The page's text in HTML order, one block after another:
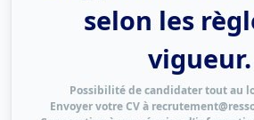
selon les
vigueur.
Possibilité de candidater tout au
Envoyer votre CV à